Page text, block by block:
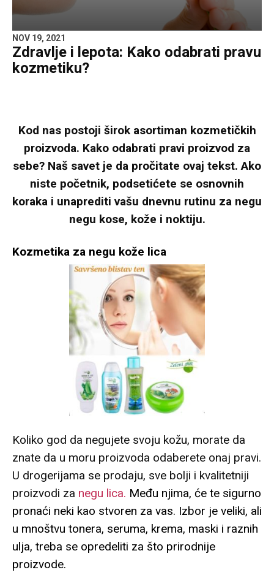
NOV 19, 2021
Zdravlje i lepota: Kako odabrati pravu
kozmetiku?
Kod nas postoji širok asortiman kozmetičkih
proizvoda. Kako odabrati pravi proizvod za
sebe? Naš savet je da pročitate ovaj tekst. Ako
niste početnik, podsetićete se osnovnih
koraka i unaprediti vašu dnevnu rutinu za negu
negu kose, kože i noktiju.
Kozmetika za negu kože lica
Koliko god da negujete svoju kožu, morate da
znate da u moru proizvoda odaberete onaj pravi.
U drogerijama se prodaju, sve bolji i kvalitetniji
proizvodi za negu lica. Među njima, će te sigurno
pronaći neki kao stvoren za vas. Izbor je veliki, ali
u mnoštvu tonera, seruma, krema, maski i raznih
ulja, treba se opredeliti za što prirodnije
proizvode.